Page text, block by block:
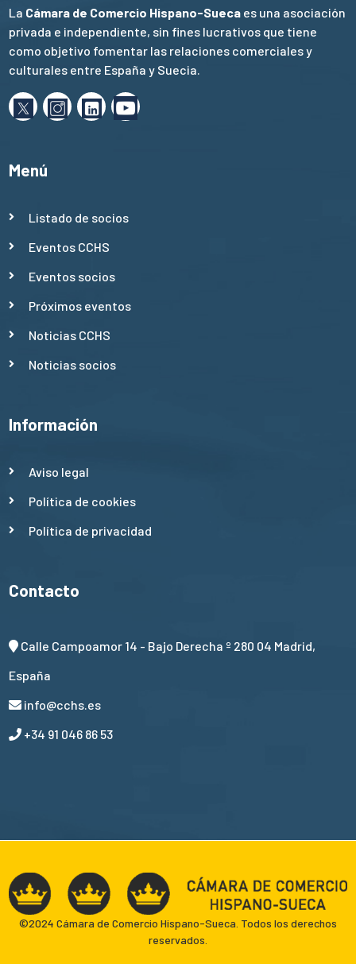
La Cámara de Comercio Hispano-Sueca es una asociación
privada e independiente, sin fines lucrativos que tiene
como objetivo fomentar las relaciones comerciales y
culturales entre España y Suecia.
Menú
Listado de socios
Eventos CCHS
Eventos socios
Próximos eventos
Noticias CCHS
Noticias socios
Información
Aviso legal
Política de cookies
Política de privacidad
Contacto
Calle Campoamor 14 - Bajo Derecha º 280 04 Madrid,
España
info@cchs.es
+34 91 046 86 53
©2024 Cámara de Comercio Hispano-Sueca. Todos los derechos
reservados.